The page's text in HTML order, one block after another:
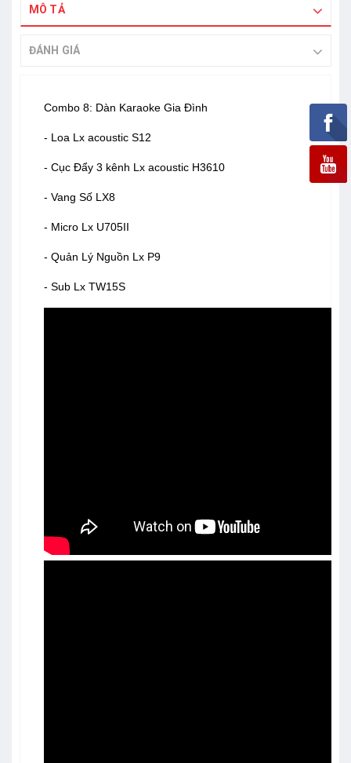
MÔ TẢ
ĐÁNH GIÁ
Combo 8: Dàn Karaoke Gia Đình
- Loa Lx acoustic S12
- Cục Đẩy 3 kênh Lx acoustic H3610
- Vang Số LX8
- Micro Lx U705II
- Quản Lý Nguồn Lx P9
- Sub Lx TW15S